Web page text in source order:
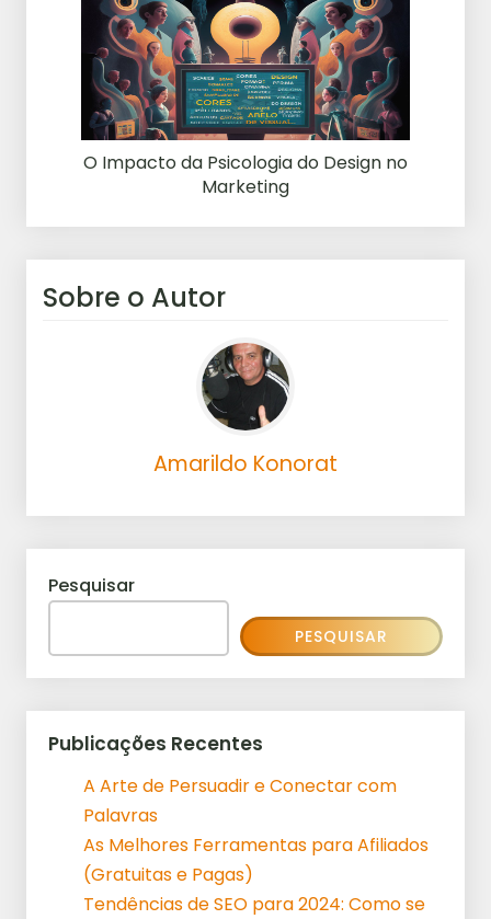
O Impacto da Psicologia do Design no
Marketing
Sobre o Autor
Amarildo Konorat
Pesquisar
PESQUISAR
Publicações Recentes
A Arte de Persuadir e Conectar com
Palavras
As Melhores Ferramentas para Afiliados
(Gratuitas e Pagas)
Tendências de SEO para 2024: Como se